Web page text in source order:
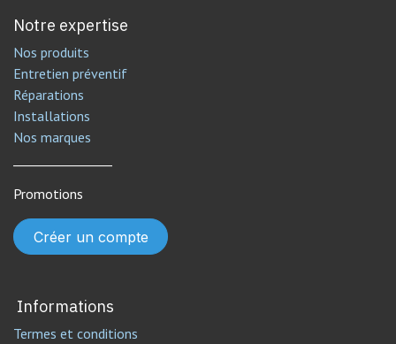
Notre expertise
Nos produits
Entretien préventif
Réparations
Installations
Nos marques
Promotions
Créer un compte
Informations
Termes et conditions